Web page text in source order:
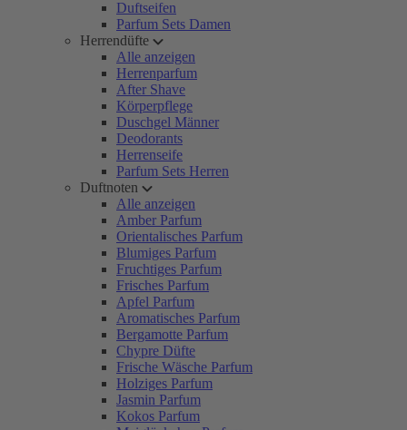
Duftseifen
Parfum Sets Damen
Herrendüfte
Alle anzeigen
Herrenparfum
After Shave
Körperpflege
Duschgel Männer
Deodorants
Herrenseife
Parfum Sets Herren
Duftnoten
Alle anzeigen
Amber Parfum
Orientalisches Parfum
Blumiges Parfum
Fruchtiges Parfum
Frisches Parfum
Apfel Parfum
Aromatisches Parfum
Bergamotte Parfum
Chypre Düfte
Frische Wäsche Parfum
Holziges Parfum
Jasmin Parfum
Kokos Parfum